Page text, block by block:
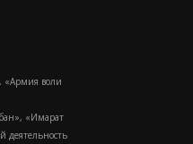
«Армия воли
«Имарат
деятельность